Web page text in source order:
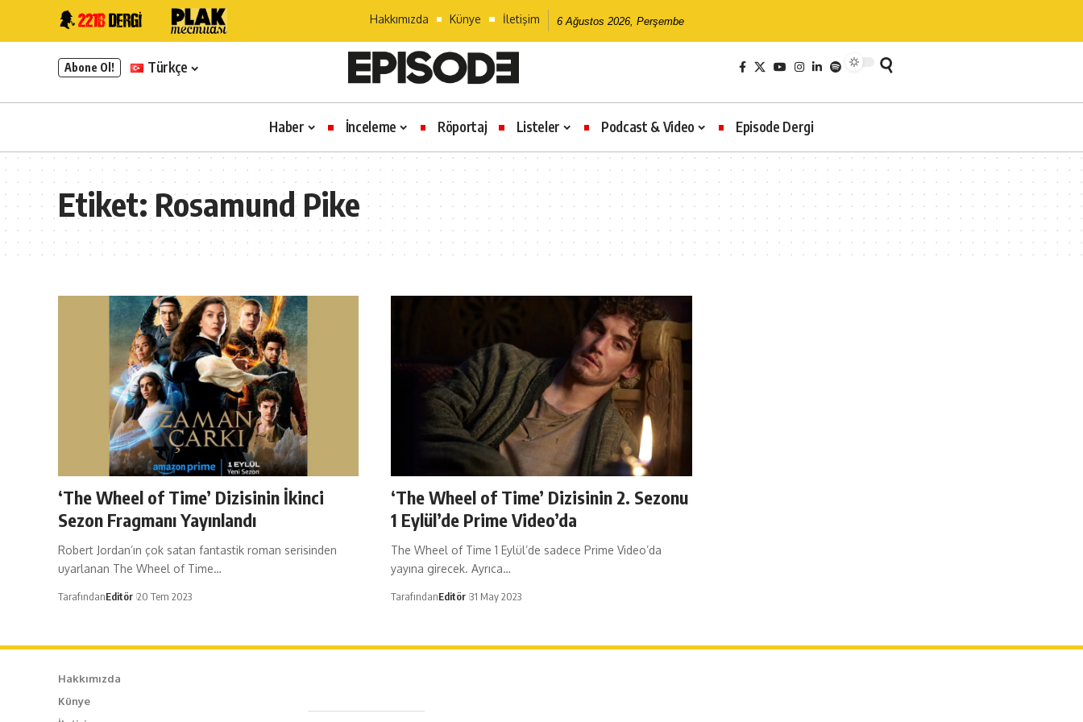
Hakkımızda Künye İletişim 6 Ağustos 2026, Perşembe
Abone Ol! Türkçe
Haber İnceleme Röportaj Listeler Podcast & Video Episode Dergi
Etiket:Rosamund Pike
‘The Wheel of Time’ Dizisinin İkinci
Sezon Fragmanı Yayınlandı
Robert Jordan’ın çok satan fantastik roman serisinden
uyarlanan The Wheel of Time…
TarafındanEditör 20 Tem 2023
‘The Wheel of Time’ Dizisinin 2. Sezonu
1 Eylül’de Prime Video’da
The Wheel of Time 1 Eylül’de sadece Prime Video’da
yayına girecek. Ayrıca…
TarafındanEditör 31 May 2023
Hakkımızda
Künye
Caferağa Mah. Dr. Şakir Paşa Sok. No3/A Kadıköy İstanbul